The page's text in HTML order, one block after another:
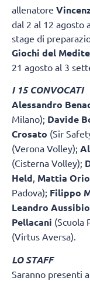
allenatore
dal 2 al 12 agosto
stage di
Giochi del
21 agosto al 3
I 15 CONVOCATI
Alessandro
Milano); Davide
Crosato (Sir
(Verona Volley);
(Cisterna Volley);
Held, Mattia
Padova); Filippo
Leandro
Pellacani (Scuola
(Virtus Aversa).
LO STAFF
Saranno presenti